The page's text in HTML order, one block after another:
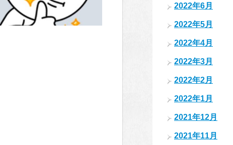
2022年6月
2022年5月
2022年4月
2022年3月
2022年2月
2022年1月
2021年12月
2021年11月